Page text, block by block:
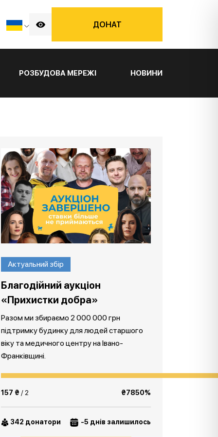
ДОНАТ
РОЗБУДОВА МЕРЕЖІ НОВИНИ
Актуальний збір
Благодійний аукціон
«Прихистки добра»
Разом ми збираємо 2 000 000 грн
підтримку будинку для людей старшого
віку та медичного центру на Івано-
Франківщині.
157 ₴ / 2 ₴7850%
342 донатори -5 днів залишилось